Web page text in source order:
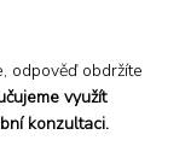
odpověď obdržíte
využít
konzultaci.